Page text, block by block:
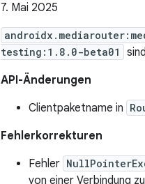
7. Mai 2025
testing:1.8.0-beta01
API-Änderungen
Clientpaketname in
Fehlerkorrekturen
Fehler
von einer Verbindung